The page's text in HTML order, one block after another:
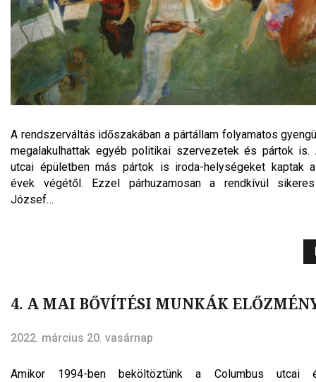
A rendszerváltás időszakában a pártállam folyamatos
megalakulhattak egyéb politikai szervezetek és pártok is.
utcai épületben más pártok is iroda-helységeket kaptak
évek végétől. Ezzel párhuzamosan a rendkívül
József…
4. A MAI BŐVÍTÉSI MUNKÁK
2022. március 20. vasárnap
Amikor 1994-ben beköltöztünk a Columbus utcai